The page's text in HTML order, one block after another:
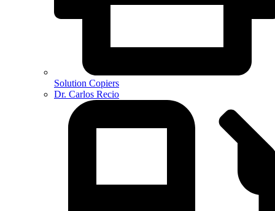
Solution Copiers
Dr. Carlos Recio